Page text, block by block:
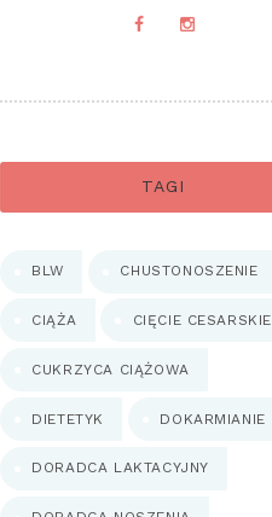
TAGI
BLW CHUSTONOSZENIE
CIĄŻA CIĘCIE CESARSKIE
CUKRZYCA CIĄŻOWA
DIETETYK DOKARMIANIE
DORADCA LAKTACYJNY